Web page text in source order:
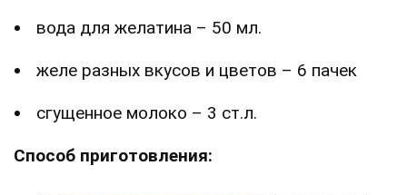
вода для желатина – 50 мл.
желе разных вкусов и цветов – 6 пачек
сгущенное молоко – 3 ст.л.
Способ приготовления: